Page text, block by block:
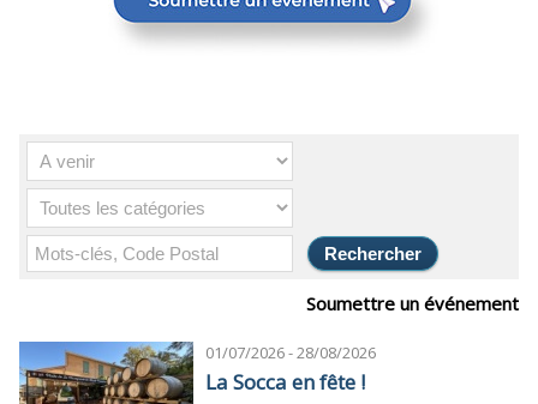
Soumettre un événement
01/07/2026 - 28/08/2026
La Socca en fête !